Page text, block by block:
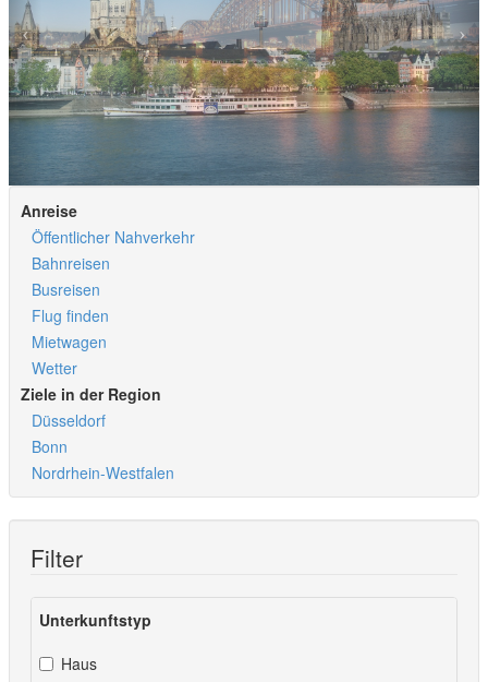
Anreise
Öffentlicher Nahverkehr
Bahnreisen
Busreisen
Flug finden
Mietwagen
Wetter
Ziele in der Region
Düsseldorf
Bonn
Nordrhein-Westfalen
Filter
Unterkunftstyp
Haus